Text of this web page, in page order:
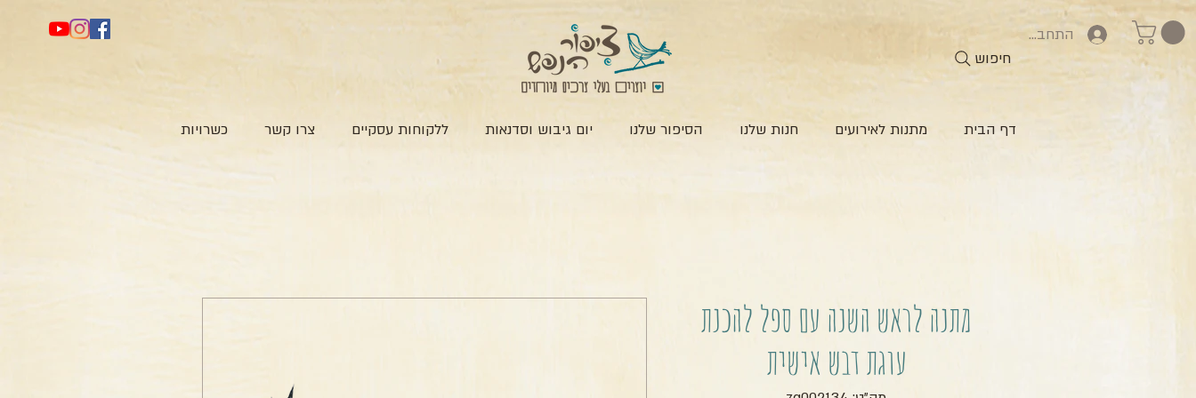
התחברות
חיפוש
דף הבית מתנות לאירועים חנות שלנו הסיפור שלנו יום גיבוש וסדנאות ללקוחות עסקיים צרו קשר כשרויות
מתנה לראש השנה עם ספל להכנת
עוגת דבש אישית